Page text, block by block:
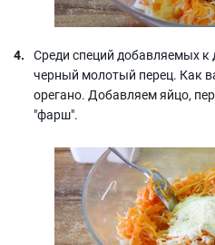
Среди специй добавляемых к
черный молотый перец. Как
орегано. Добавляем яйцо,
"фарш".